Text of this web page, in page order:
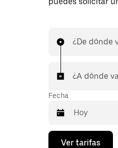
¿De dónde
¿A dónde
Fecha
Presiona
Ver tarifas